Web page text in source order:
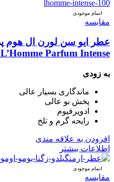
اتمام موجودی
مقایسه
Parfum Intense
به زودی
ماندگاری بسیار عالی
پخش بو عالی
ادوپرفیوم
رایحه گرم و تلخ
افزودن به علاقه مندی
اطلاعات بیشتر
اتمام موجودی
مقایسه